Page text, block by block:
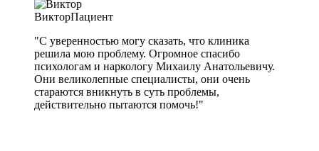
ВикторПациент
"С уверенностью могу сказать, что клиника
решила мою проблему. Огромное спасибо
психологам и наркологу Михаилу Анатольевичу.
Они великолепные специалисты, они очень
стараются вникнуть в суть проблемы,
действительно пытаются помочь!"